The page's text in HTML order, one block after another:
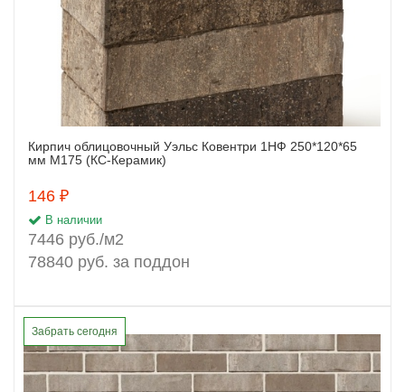
Заказать
Кирпич облицовочный Уэльс Ковентри 1НФ 250*120*65
мм М175 (КС-Керамик)
146 ₽
В наличии
7446 руб./м2
78840 руб. за поддон
Забрать сегодня